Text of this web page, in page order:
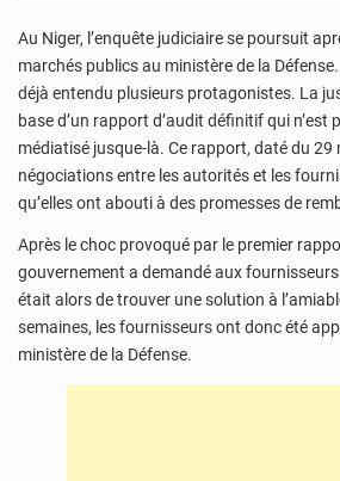
Au Niger, l’enquête judiciaire se poursuit
marchés publics au ministère de la
déjà entendu plusieurs protagonistes. La
base d’un rapport d’audit définitif qui n’est
médiatisé jusque-là. Ce rapport, daté du 29
négociations entre les autorités et les
qu’elles ont abouti à des promesses de
Après le choc provoqué par le premier
gouvernement a demandé aux fournisseurs
était alors de trouver une solution à
semaines, les fournisseurs ont donc été
ministère de la Défense.